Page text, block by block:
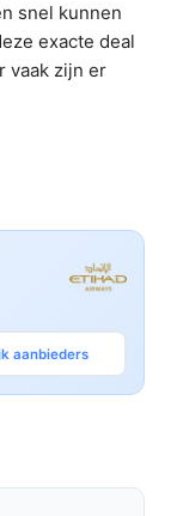
snel kunnen
exacte deal
vaak zijn er
aanbieders